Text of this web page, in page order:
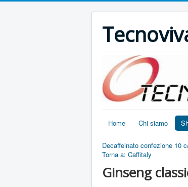
Home Chi siamo
Decaffeinato confezione 10
Torna a: Caffitaly
Ginseng